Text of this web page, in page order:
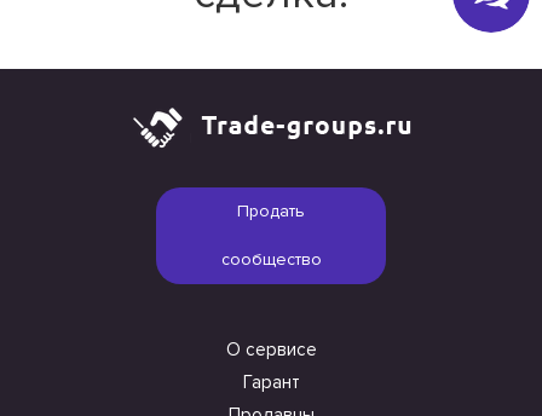
Продать
сообщество
О сервисе
Гарант